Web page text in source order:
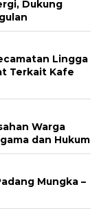
Dukung
Lingga
Terkait Kafe
Warga
dan Hukum
Mungka –